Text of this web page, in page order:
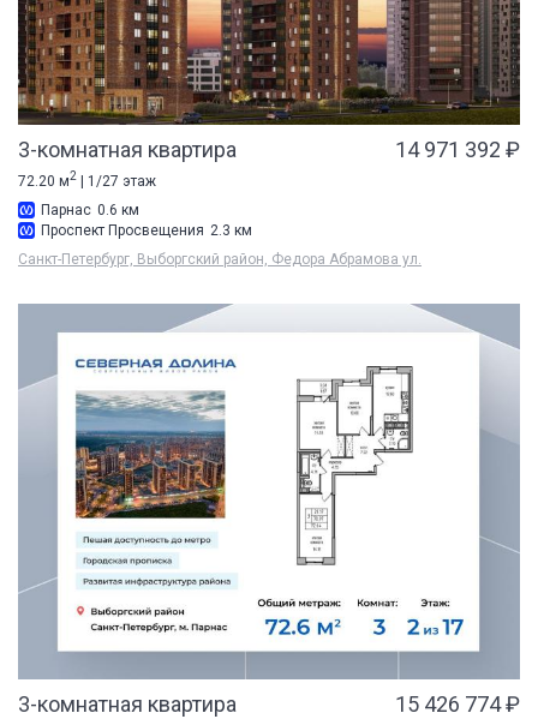
3-комнатная квартира 14 971 392 ₽
72.20 м2 | 1/27 этаж
Парнас 0.6 км
Проспект Просвещения 2.3 км
Санкт-Петербург, Выборгский район, Федора Абрамова ул.
3-комнатная квартира 15 426 774 ₽